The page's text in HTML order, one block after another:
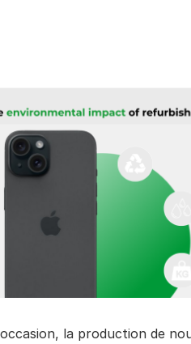
la production de